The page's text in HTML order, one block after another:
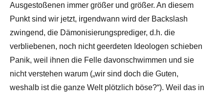
Ausgestoßenen immer größer und größer. An diesem
Punkt sind wir jetzt, irgendwann wird der Backslash
zwingend, die Dämonisierungsprediger, d.h. die
verbliebenen, noch nicht geerdeten Ideologen schieben
Panik, weil ihnen die Felle davonschwimmen und sie
nicht verstehen warum („wir sind doch die Guten,
weshalb ist die ganze Welt plötzlich böse?“). Weil das in